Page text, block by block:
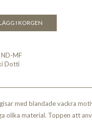
LÄGG I KORGEN
ND-MF
Dotti
med blandade vackra
olika material. Toppen att